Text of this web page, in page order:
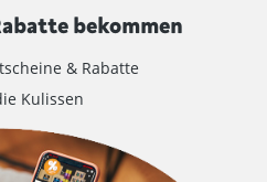
bekommen
& Rabatte
Kulissen